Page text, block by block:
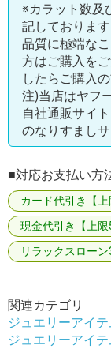
※カラット数及
記しておりま
品質に極端な
方はご購入を
したらご購入
注)当店はヤフ
自社通販サイ
のなりすまし
■対応お支払い方
カード代引き【上
現金代引き【上限
リラックスロー
関連カテゴリ
ジュエリーアイテ
ジュエリーアイテ